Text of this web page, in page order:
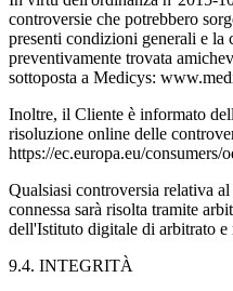
controversie che potrebbero
presenti condizioni generali e la
preventivamente trovata
sottoposta a Medicys:
Inoltre, il Cliente è informato
risoluzione online delle
https://ec.europa.eu/
Qualsiasi controversia relativa
connessa sarà risolta tramite
dell'Istituto digitale di arbitrato
9.4. INTEGRITÀ